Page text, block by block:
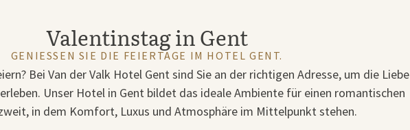
Valentinstag in Gent
GENIESSEN SIE DIE FEIERTAGE IM HOTEL GENT.
Bei Van der Valk Hotel Gent sind Sie an der richtigen Adresse, um die Liebe
Unser Hotel in Gent bildet das ideale Ambiente für einen romantischen
in dem Komfort, Luxus und Atmosphäre im Mittelpunkt stehen.